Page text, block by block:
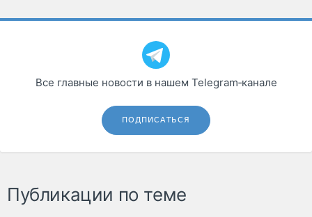
Все главные новости в нашем Telegram‑канале
ПОДПИСАТЬСЯ
Публикации по теме